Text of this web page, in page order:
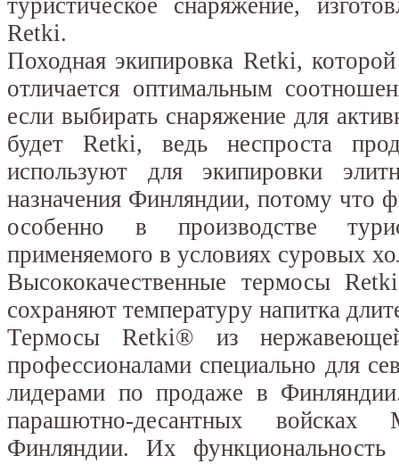
Retki.
Походная экипировка Retki,
отличается оптимальным
если выбирать снаряжение для
будет Retki, ведь неспроста
используют для экипировки
назначения Финляндии, потому что
особенно в производстве
применяемого в условиях суровых
Высококачественные термосы
сохраняют температуру напитка
Термосы Retki® из нержавеющей
профессионалами специально для
лидерами по продаже в
парашютно-десантных войсках
Финляндии. Их